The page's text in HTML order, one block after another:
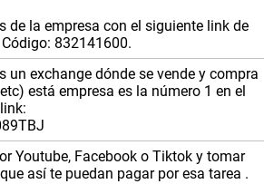
de la empresa con el siguiente link de
832141600.
un exchange dónde se vende y compra
está empresa es la número 1 en el
Youtube, Facebook o Tiktok y tomar
así te puedan pagar por esa tarea .